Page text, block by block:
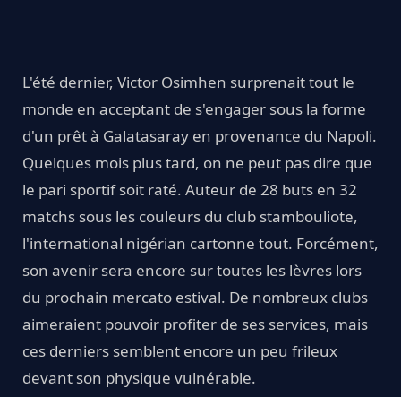
L'été dernier, Victor Osimhen surprenait tout le
monde en acceptant de s'engager sous la forme
d'un prêt à Galatasaray en provenance du Napoli.
Quelques mois plus tard, on ne peut pas dire que
le pari sportif soit raté. Auteur de 28 buts en 32
matchs sous les couleurs du club stambouliote,
l'international nigérian cartonne tout. Forcément,
son avenir sera encore sur toutes les lèvres lors
du prochain mercato estival. De nombreux clubs
aimeraient pouvoir profiter de ses services, mais
ces derniers semblent encore un peu frileux
devant son physique vulnérable.